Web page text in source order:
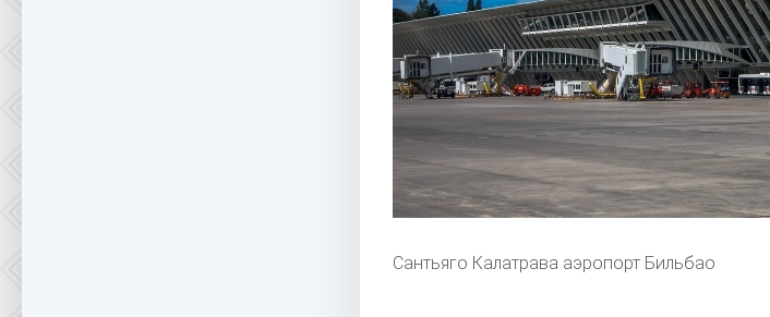
Сантьяго Калатрава аэропорт Бильбао